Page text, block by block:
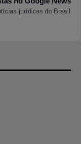
jurídicas do Brasil